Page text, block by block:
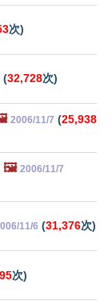
次)
(32,728次)
2006/11/7 (25,938
🖼️ 2006/11/7
11/6 (31,376次)
次)